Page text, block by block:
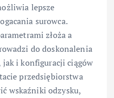
lepsze
surowca.
złoża a
do doskonalenia
i konfiguracji ciągów
przedsiębiorstwa
wskaźniki odzysku,